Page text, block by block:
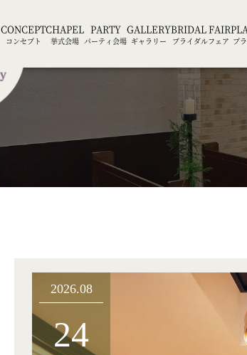
CONCEPT
コンセプト
CHAPEL
挙式会場
PARTY
パーティ会場
GALLERY
ギャラリー
BRIDAL FAIR
ブライダルフェア プ
2026.08
24